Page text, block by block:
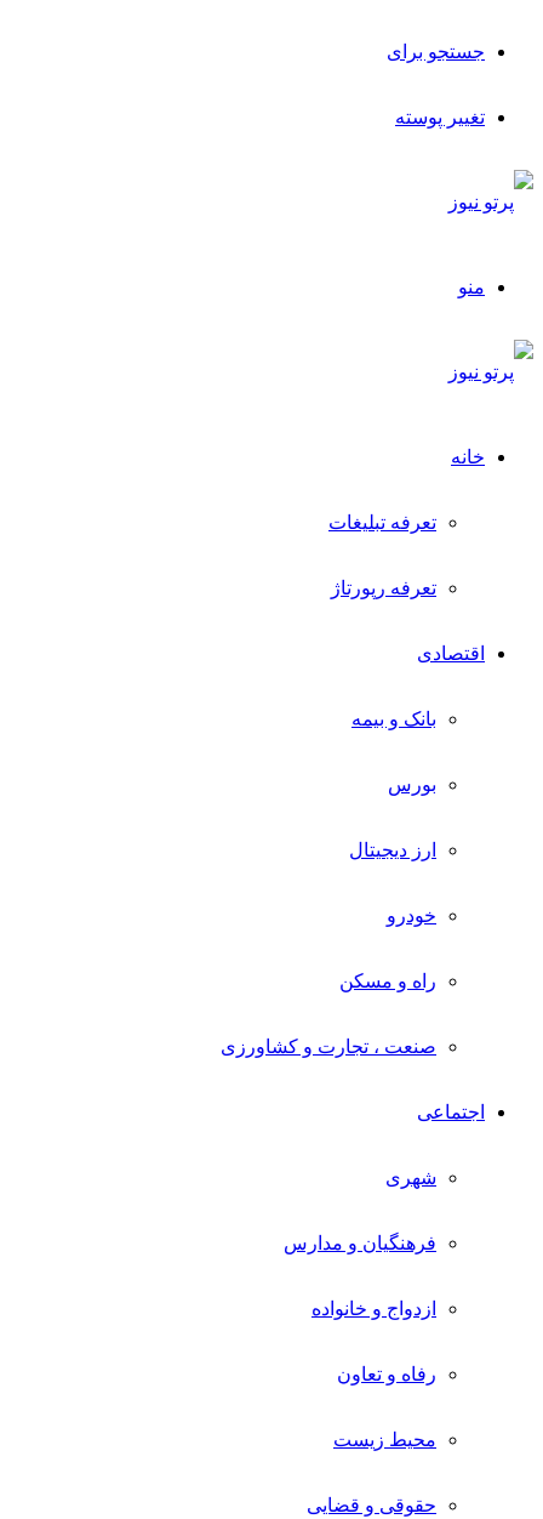
جستجو برای
تغییر پوسته
منو
خانه
تعرفه تبلیغات
تعرفه رپورتاژ
اقتصادی
بانک و بیمه
بورس
ارز دیجیتال
خودرو
راه و مسکن
صنعت ، تجارت و کشاورزی
اجتماعی
شهری
فرهنگیان و مدارس
ازدواج و خانواده
رفاه و تعاون
محیط زیست
حقوقی و قضایی